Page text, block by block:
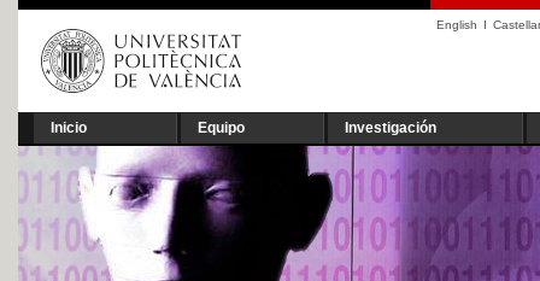
English I
Inicio Equipo Investigación